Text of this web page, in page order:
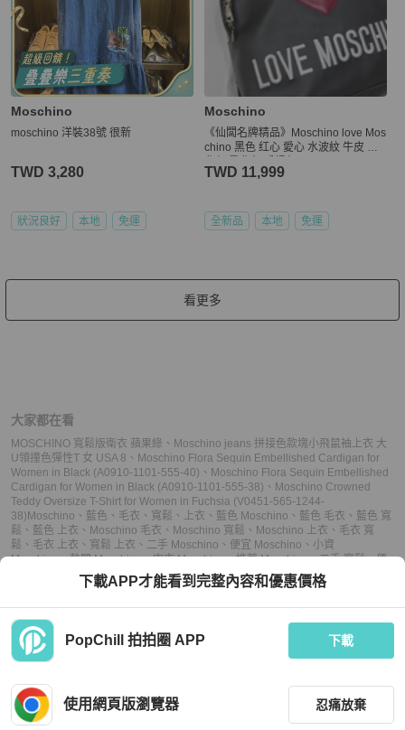
Moschino
moschino 洋裝38號 很新
TWD 3,280
狀況良好 本地 免運
Moschino
《仙闆名牌精品》Moschino love Mos
chino 黑色 红心 愛心 水波紋 牛皮 後
TWD 11,999
全新品 本地 免運
看更多
大家都在看
MOSCHINO 寬鬆版衛衣 蘋果綠 、 Moschino jeans 拼接色款塊小飛鼠袖上衣 大
U領撞色彈性T 女 USA 8 、 Moschino Flora Sequin Embellished Cardigan for
Women in Black (A0910-1101-555-40) 、 Moschino Flora Sequin Embellished
Cardigan for Women in Black (A0910-1101-555-38) 、 Moschino Crowned
Teddy Oversize T-Shirt for Women in Fuchsia (V0451-565-1244-
38)Moschino 、 藍色 、 毛衣 、 寬鬆 、 上衣 、 藍色 Moschino 、 藍色 毛衣 、 藍色 寬
鬆 、 藍色 上衣 、 Moschino 毛衣 、 Moschino 寬鬆 、 Moschino 上衣 、 毛衣 寬
鬆 、 毛衣 上衣 、 寬鬆 上衣 、 二手 Moschino 、 便宜 Moschino 、 小資
Moschino、熱門 Moschino、中古 Moschino、推薦 Moschino、二手 寬鬆、便
小資 寬鬆、熱門 寬鬆、中古 寬鬆、 推薦 寬鬆、二手 上衣
、 熱門 上衣 、中古 上衣、推薦 上衣
下載APP才能看到完整內容和優惠價格
PopChill 拍拍圈 APP 下載
使用網頁版瀏覽器 忍痛放棄